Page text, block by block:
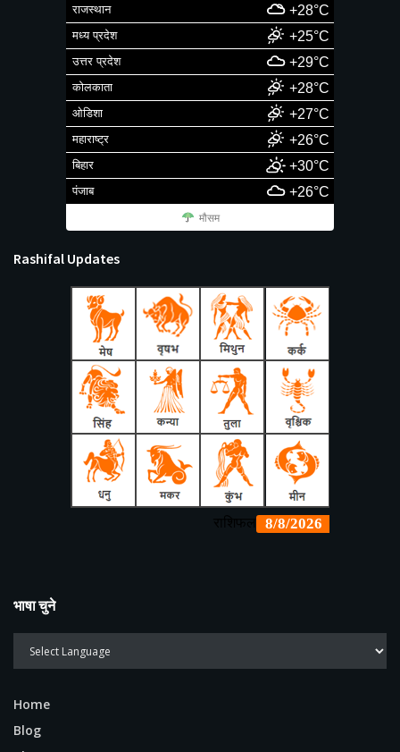
राजस्थान +28°C
मध्य प्रदेश +25°C
उत्तर प्रदेश +29°C
कोलकाता +28°C
ओडिशा +27°C
महाराष्ट्र +26°C
बिहार +30°C
पंजाब +26°C
मौसम
Rashifal Updates
भाषा चुने
Home
Blog